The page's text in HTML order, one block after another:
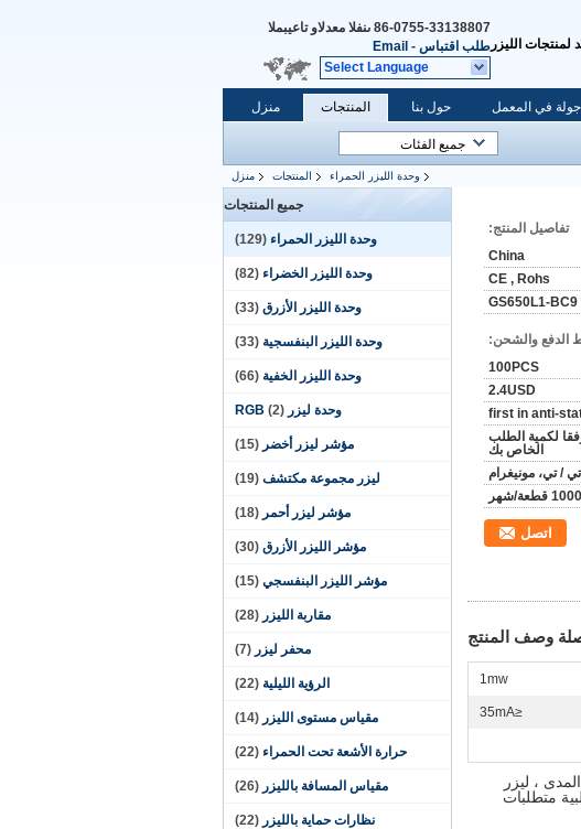
لمنتجات الليزر
المبيعات والدعم الفنى 86-0755-33138807
طلب اقتباس -
Email
Select Language
منزل المنتجات حول بنا جولة في المعمل
منزل المنتجات وحدة الليزر الحمراء
جميع المنتجات
وحدة الليزر الحمراء (129)
وحدة الليزر الخضراء (82)
وحدة الليزر الأزرق (33)
وحدة الليزر البنفسجية (33)
وحدة الليزر الخفية (66)
وحدة ليزر RGB (2)
مؤشر ليزر أخضر (15)
ليزر مجموعة مكتشف (19)
مؤشر ليزر أحمر (18)
مؤشر الليزر الأزرق (30)
مؤشر الليزر البنفسجي (15)
مقاربة الليزر (28)
محفر ليزر (7)
الرؤية الليلية (22)
مقياس مستوى الليزر (14)
حرارة الأشعة تحت الحمراء (22)
مقياس المسافة بالليزر (26)
نظارات حماية بالليزر (22)
تفاصيل المنتج:
China
CE , Rohs
GS650L1-BC9
الدفع والشحن:
100PCS
2.4USD
first in anti-
وفقا لكمية الطلب
الخاص بك
/ تي، مونيغرام
قطعة/شهر
اتصل
وصف المنتج
1mw
≤35mA
، ليزر
متطلبات